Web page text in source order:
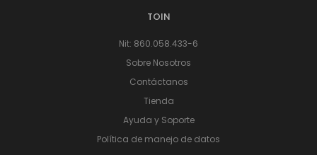
TOIN
Nit: 860.058.433-6
Sobre Nosotros
Contáctanos
Tienda
Ayuda y Soporte
Política de manejo de datos